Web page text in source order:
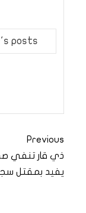
posts
Previous
ذي قار تنفي
يفيد بمقتل